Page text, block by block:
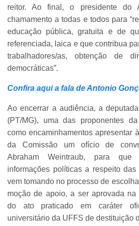
reitor. Ao final, o presidente do
chamamento a todas e todos para
educação pública, gratuita e de
referenciada, laica e que contribua
trabalhadores/as, obtenção de
democráticas”.
Confira aqui a fala de Antonio
Ao encerrar a audiência, a
(PT/MG), uma das proponentes
como encaminhamentos apresentar
da Comissão um ofício de
Abraham Weintraub, para
informações políticas a respeito
vem tomando no processo de
moção de apoio, a ser aprovada na
do ato praticado em caráter
universitário da UFFS de destituição